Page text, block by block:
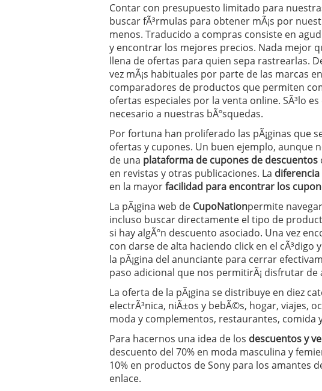
Contar con presupuesto limitado para
buscar fÃ³rmulas para obtener mÃ¡s por
menos. Traducido a compras consiste en
y encontrar los mejores precios. Nada mejor
llena de ofertas para quien sepa rastrearlas.
vez mÃ¡s habituales por parte de las marcas
comparadores de productos que permiten
ofertas especiales por la venta online. SÃ³lo
necesario a nuestras bÃºsquedas.
Por fortuna han proliferado las pÃ¡ginas que
ofertas y cupones. Un buen ejemplo, aunque
de una plataforma de cupones de descuentos
en revistas y otras publicaciones. La
en la mayorfacilidad para encontrar los
La pÃ¡gina web de CupoNationpermite
incluso buscar directamente el tipo de
si hay algÃºn descuento asociado. Una vez
con darse de alta haciendo click en el cÃ³digo
la pÃ¡gina del anunciante para cerrar
paso adicional que nos permitirÃ¡ disfrutar de
La oferta de la pÃ¡gina se distribuye en diez
electrÃ³nica, niÃ±os y bebÃ©s, hogar, viajes,
moda y complementos, restaurantes, comida
Para hacernos una idea de los descuentos y
descuento del 70% en moda masculina y
10% en productos de Sony para los amantes
enlace.